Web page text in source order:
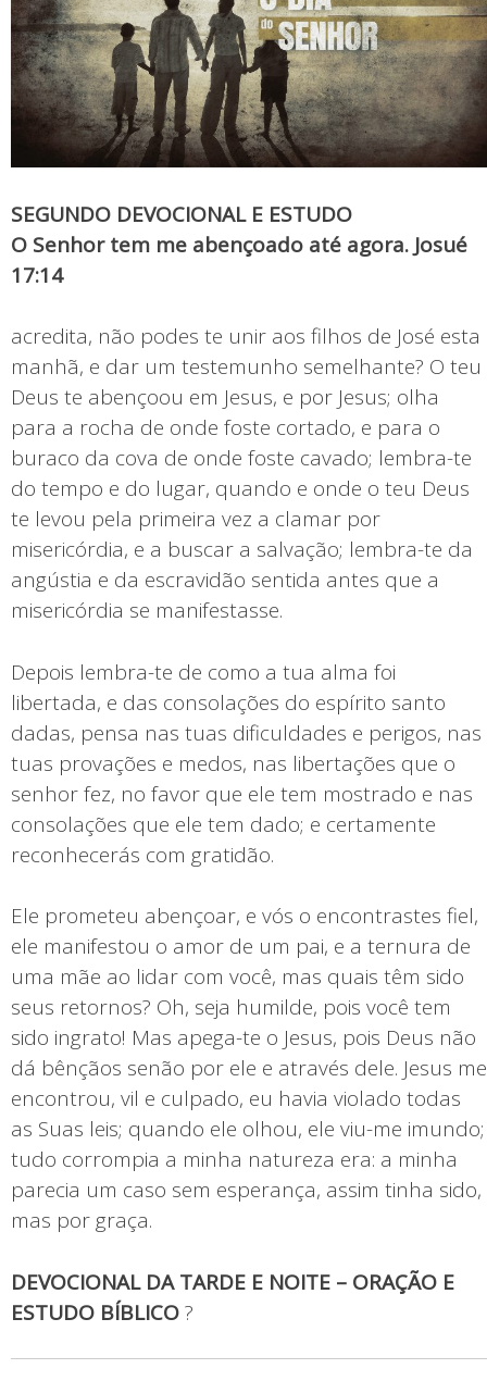
SEGUNDO DEVOCIONAL E ESTUDO
O Senhor tem me abençoado até agora. Josué
17:14
acredita, não podes te unir aos filhos de José esta
manhã, e dar um testemunho semelhante? O teu
Deus te abençoou em Jesus, e por Jesus; olha
para a rocha de onde foste cortado, e para o
buraco da cova de onde foste cavado; lembra-te
do tempo e do lugar, quando e onde o teu Deus
te levou pela primeira vez a clamar por
misericórdia, e a buscar a salvação; lembra-te da
angústia e da escravidão sentida antes que a
misericórdia se manifestasse.
Depois lembra-te de como a tua alma foi
libertada, e das consolações do espírito santo
dadas, pensa nas tuas dificuldades e perigos, nas
tuas provações e medos, nas libertações que o
senhor fez, no favor que ele tem mostrado e nas
consolações que ele tem dado; e certamente
reconhecerás com gratidão.
Ele prometeu abençoar, e vós o encontrastes fiel,
ele manifestou o amor de um pai, e a ternura de
uma mãe ao lidar com você, mas quais têm sido
seus retornos? Oh, seja humilde, pois você tem
sido ingrato! Mas apega-te o Jesus, pois Deus não
dá bênçãos senão por ele e através dele. Jesus me
encontrou, vil e culpado, eu havia violado todas
as Suas leis; quando ele olhou, ele viu-me imundo;
tudo corrompia a minha natureza era: a minha
parecia um caso sem esperança, assim tinha sido,
mas por graça.
DEVOCIONAL DA TARDE E NOITE – ORAÇÃO E
ESTUDO BÍBLICO?